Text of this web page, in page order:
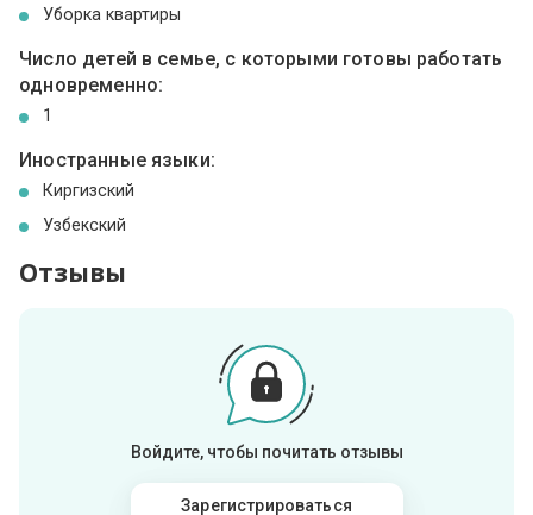
Уборка квартиры
Число детей в семье, с которыми готовы работать
одновременно:
1
Иностранные языки:
Киргизский
Узбекский
Отзывы
Войдите, чтобы почитать отзывы
Зарегистрироваться